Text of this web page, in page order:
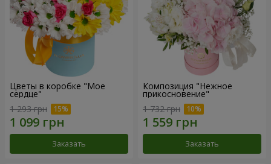
Цветы в коробке "Мое
сердце"
1 293 грн
Заказать
Композиция "Нежное
прикосновение"
1 732 грн
Заказать